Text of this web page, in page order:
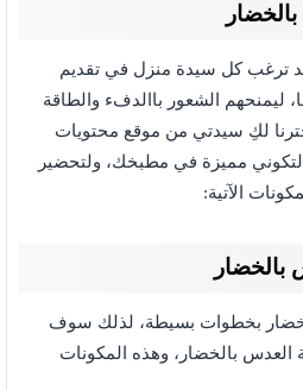
ترغب كل سيدة منزل في تقديم
ليمنحهم الشعور باالدفء والطاقة
لكِ سيدتي من موقع محتويات
مميزة في مطبخك، ولتحضير
الآتية:
بخطوات بسيطة، لذلك سوف
بالخضار، وهذه المكونات